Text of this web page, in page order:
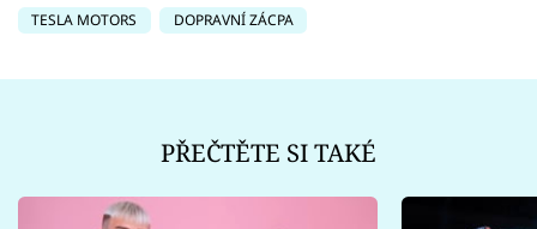
TESLA MOTORS
DOPRAVNÍ ZÁCPA
PŘEČTĚTE SI TAKÉ